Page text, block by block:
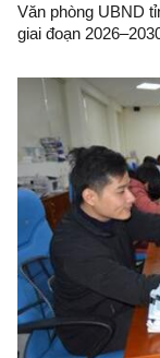
Văn phòng UBND
giai đoạn